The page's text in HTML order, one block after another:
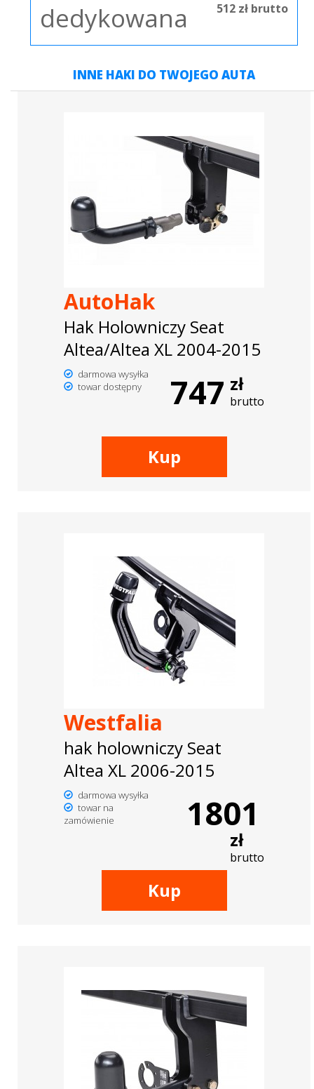
dedykowana 512 zł brutto
INNE HAKI DO TWOJEGO AUTA
AutoHak
Hak Holowniczy Seat
Altea/Altea XL 2004-2015
darmowa wysyłka
towar dostępny
747 zł
brutto
Kup
Westfalia
hak holowniczy Seat
Altea XL 2006-2015
darmowa wysyłka
towar na
zamówienie
1801
zł
brutto
Kup